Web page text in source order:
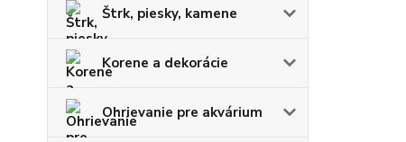
Štrk, piesky, kamene
Korene a dekorácie
Ohrievanie pre akvárium